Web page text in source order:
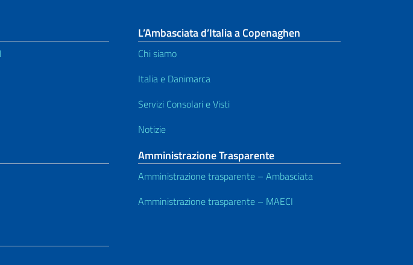
L’Ambasciata d’Italia a Copenaghen
Chi siamo
Italia e Danimarca
Servizi Consolari e Visti
Notizie
Amministrazione Trasparente
Amministrazione trasparente – Ambasciata
Amministrazione trasparente – MAECI